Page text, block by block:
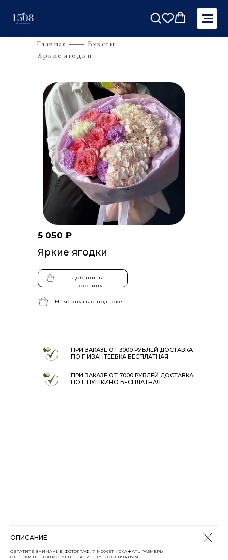
Главная
Букеты
Яркие ягодки
5 050 ₽
Яркие ягодки
Намекнуть о подарке
Добавить в
корзину
ПРИ ЗАКАЗЕ ОТ 3000 РУБЛЕЙ ДОСТАВКА
ПО Г ИВАНТЕЕВКА БЕСПЛАТНАЯ
ПРИ ЗАКАЗЕ ОТ 7000 РУБЛЕЙ ДОСТАВКА
ПО Г ПУШКИНО БЕСПЛАТНАЯ
ОПИСАНИЕ
ОБРАТИТЕ ВНИМАНИЕ: ФОТОГРАФИЯ МОЖЕТ ИСКАЖАТЬ РАЗМЕРЫ.
ОТТЕНКИ ЦВЕТОВ МОГУТ НЕЗНАЧИТЕЛЬНО ОТЛИЧАТЬСЯ